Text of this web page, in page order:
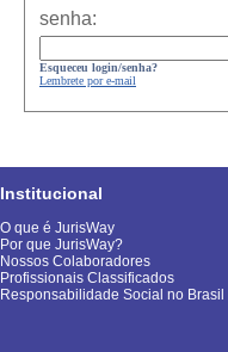
senha:
Esqueceu login/senha?
Lembrete por e-mail
Institucional
O que é JurisWay
Por que JurisWay?
Nossos Colaboradores
Profissionais Classificados
Responsabilidade Social no Brasil